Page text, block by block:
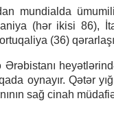
mundialda
(hər ikisi 86),
(36)
Ərəbistanı
oynayır. Qətər
sağ cinah